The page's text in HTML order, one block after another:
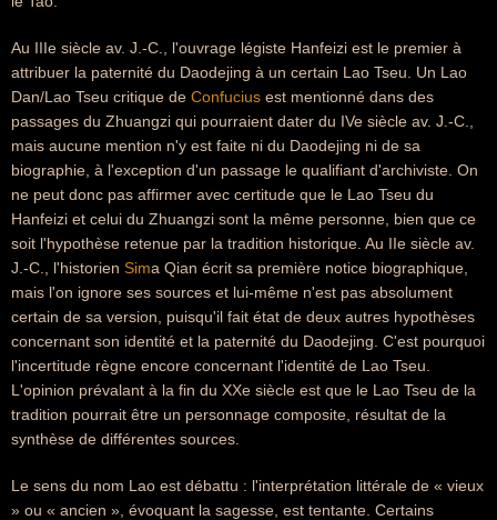
Au IIIe siècle av. J.-C., l'ouvrage légiste Hanfeizi est le premier à
attribuer la paternité du Daodejing à un certain Lao Tseu. Un Lao
Dan/Lao Tseu critique de Confucius est mentionné dans des
passages du Zhuangzi qui pourraient dater du IVe siècle av. J.-C.,
mais aucune mention n'y est faite ni du Daodejing ni de sa
biographie, à l'exception d'un passage le qualifiant d'archiviste. On
ne peut donc pas affirmer avec certitude que le Lao Tseu du
Hanfeizi et celui du Zhuangzi sont la même personne, bien que ce
soit l'hypothèse retenue par la tradition historique. Au IIe siècle av.
J.-C., l'historien Sima Qian écrit sa première notice biographique,
mais l'on ignore ses sources et lui-même n'est pas absolument
certain de sa version, puisqu'il fait état de deux autres hypothèses
concernant son identité et la paternité du Daodejing. C'est pourquoi
l'incertitude règne encore concernant l'identité de Lao Tseu.
L'opinion prévalant à la fin du XXe siècle est que le Lao Tseu de la
tradition pourrait être un personnage composite, résultat de la
synthèse de différentes sources.
Le sens du nom Lao est débattu : l'interprétation littérale de « vieux
» ou « ancien », évoquant la sagesse, est tentante. Certains